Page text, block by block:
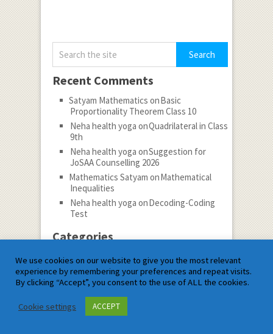
Recent Comments
Satyam Mathematics onBasic
Proportionality Theorem Class 10
Neha health yoga onQuadrilateral in Class
9th
Neha health yoga onSuggestion for
JoSAA Counselling 2026
Mathematics Satyam onMathematical
Inequalities
Neha health yoga onDecoding-Coding
Test
Categories
Categories
Follow
Subscribe to notifications
We use cookies on our website to give you the most relevant
experience by remembering your preferences and repeat visits.
By clicking “Accept”, you consent to the use of ALL the cookies.
Cookie settings ACCEPT